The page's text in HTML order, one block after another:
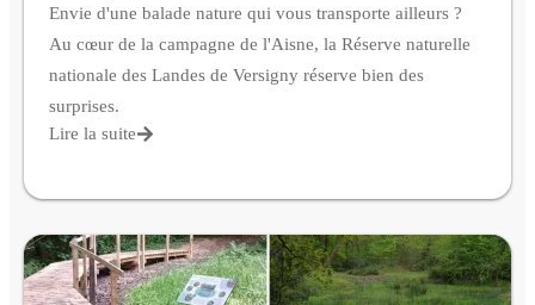
Envie d'une balade nature qui vous transporte ailleurs ?
Au cœur de la campagne de l'Aisne, la Réserve naturelle
nationale des Landes de Versigny réserve bien des
surprises.
Lire la suite